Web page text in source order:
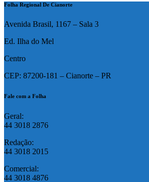
Folha Regional De Cianorte
Avenida Brasil, 1167 – Sala 3
Ed. Ilha do Mel
Centro
CEP: 87200-181 – Cianorte – PR
Fale com a Folha
Geral:
44 3018 2876
Redação:
44 3018 2015
Comercial:
44 3018 4876